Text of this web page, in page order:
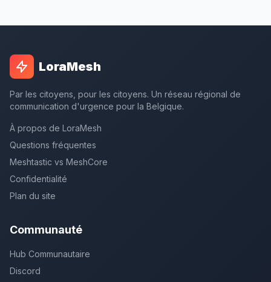
LoraMesh
Par les citoyens, pour les citoyens. Un réseau régional de
communication d'urgence pour la Belgique.
À propos de LoraMesh
Questions fréquentes
Meshtastic vs MeshCore
Confidentialité
Plan du site
Communauté
Hub Communautaire
Discord